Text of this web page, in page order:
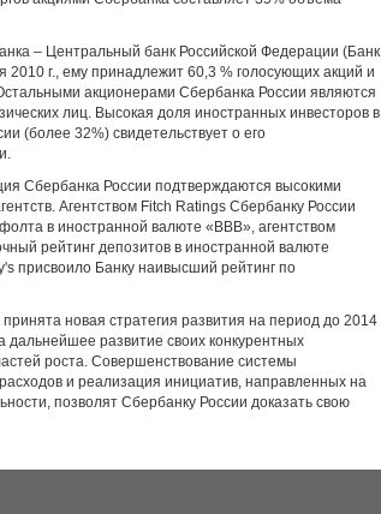
– Центральный банк Российской Федерации (Банк
2010 г., ему принадлежит 60,3 % голосующих акций и
акционерами Сбербанка России являются
лиц. Высокая доля иностранных инвесторов в
(более 32%) свидетельствует о его
Сбербанка России подтверждаются высокими
Агентством Fitch Ratings Сбербанку России
в иностранной валюте «BBB», агентством
рейтинг депозитов в иностранной валюте
присвоило Банку наивысший рейтинг по
новая стратегия развития на период до 2014
дальнейшее развитие своих конкурентных
роста. Совершенствование системы
и реализация инициатив, направленных на
позволят Сбербанку России доказать свою